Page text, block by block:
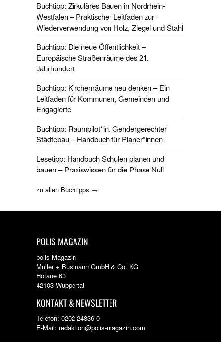
Buchtipp: Zirkuläres Bauen in Nordrhein-
Westfalen – Praktischer Leitfaden zur
Wiederverwendung von Holz, Ziegel und Stahl
Buchtipp: Die neue Öffentlichkeit –
Europäische Straßenräume des 21.
Jahrhundert
Buchtipp: Kirchenräume neu denken – Ein
Leitfaden für Kommunen, Gemeinden und
Engagierte
Buchtipp: Raumpilot*in. Gendergerechter
Städtebau – Handbuch für Planer*innen
Lesetipp: Handbuch Schulen planen und
bauen – Praxiswissen für die Phase Null
zu allen Buchtipps →
POLIS MAGAZIN
polis Magazin
Müller + Busmann GmbH & Co. KG
Hofaue 63
42103 Wuppertal
KONTAKT & NEWSLETTER
Telefon: 0202 24836-0
E-Mail: redaktion@polis-magazin.com